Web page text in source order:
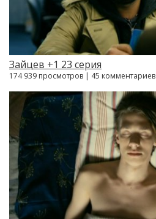
Зайцев +1 23 серия
174 939 просмотров | 45 комментариев